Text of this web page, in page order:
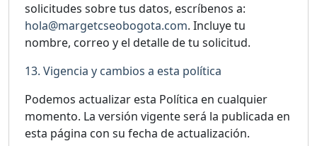
solicitudes sobre tus datos, escríbenos a:
hola@margetcseobogota.com. Incluye tu
nombre, correo y el detalle de tu solicitud.
13. Vigencia y cambios a esta política
Podemos actualizar esta Política en cualquier
momento. La versión vigente será la publicada en
esta página con su fecha de actualización.